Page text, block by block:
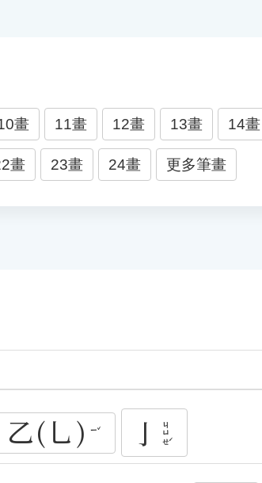
畫 11畫 12畫 13畫 14畫
畫 23畫 24畫 更多筆畫
乙(乚) ㄧˇ 亅 ㄐㄩㄝˊ